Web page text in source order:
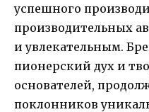
успешного
производительных
и увлекательным.
пионерский дух и
основателей,
поклонников